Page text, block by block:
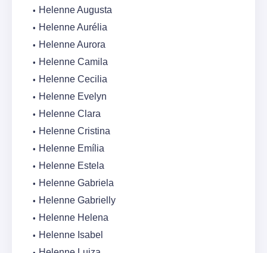
Helenne Augusta
Helenne Aurélia
Helenne Aurora
Helenne Camila
Helenne Cecilia
Helenne Evelyn
Helenne Clara
Helenne Cristina
Helenne Emília
Helenne Estela
Helenne Gabriela
Helenne Gabrielly
Helenne Helena
Helenne Isabel